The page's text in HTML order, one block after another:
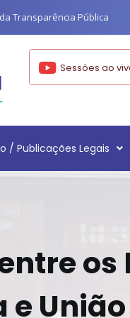
Transparência Pública
Sessões ao
/ Publicações Legais
e